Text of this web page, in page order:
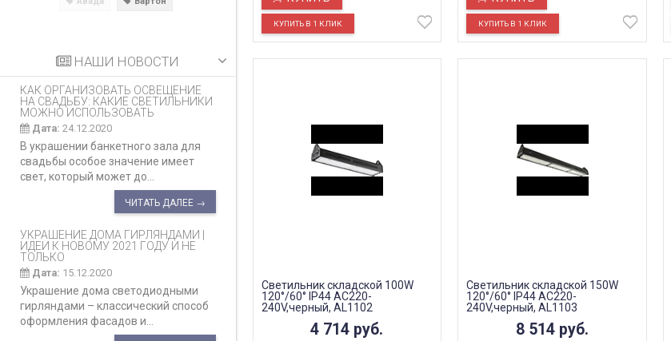
НАШИ НОВОСТИ
КАК ОРГАНИЗОВАТЬ ОСВЕЩЕНИЕ
НА СВАДЬБУ: КАКИЕ СВЕТИЛЬНИКИ
МОЖНО ИСПОЛЬЗОВАТЬ
Дата: 24.12.2020
В украшении банкетного зала для
свадьбы особое значение имеет
свет, который может до...
ЧИТАТЬ ДАЛЕЕ →
УКРАШЕНИЕ ДОМА ГИРЛЯНДАМИ |
ИДЕИ К НОВОМУ 2021 ГОДУ И НЕ
ТОЛЬКО
Дата: 15.12.2020
Украшение дома светодиодными
гирляндами – классический способ
оформления фасадов и...
Светильник складской 100W
120°/60° IP44 AC220-
240V,черный, AL1102
4 714 руб.
Светильник складской 150W
120°/60° IP44 AC220-
240V,черный, AL1103
8 514 руб.